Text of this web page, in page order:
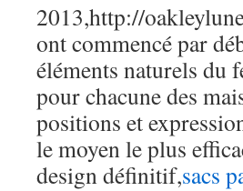
2013,http://
ont commencé par
éléments naturels du
pour chacune des
positions et
le moyen le plus
design définitif,sacs